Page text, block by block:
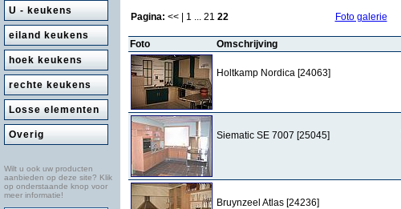
U - keukens
eiland keukens
hoek keukens
rechte keukens
Losse elementen
Overig
Wilt u ook uw producten
aanbieden op deze site? Klik
op onderstaande knop voor
meer informatie!
Pagina: << | 1 ... 21 22 Foto galerie
Foto Omschrijving
Holtkamp Nordica [24063]
Siematic SE 7007 [25045]
Bruynzeel Atlas [24236]